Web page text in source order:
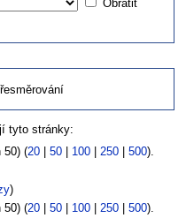
Obrátit
tyto stránky:
50) (20| 50| 100| 250| 500).
)
50) (20| 50| 100| 250| 500).